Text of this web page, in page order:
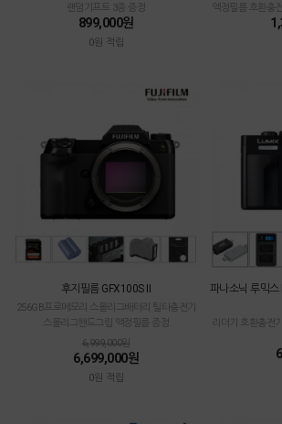
랜덤기프트 3종 증정
899,000원
0원 적립
액정필름 호환충
후지필름 GFX100S II
256GB프로메모리 스몰리그배터리 틸타충전기
스몰리그핸드그립 액정필름 증정
6,999,000원
6,699,000원
0원 적립
파나소닉 루믹
리더기 호환충전